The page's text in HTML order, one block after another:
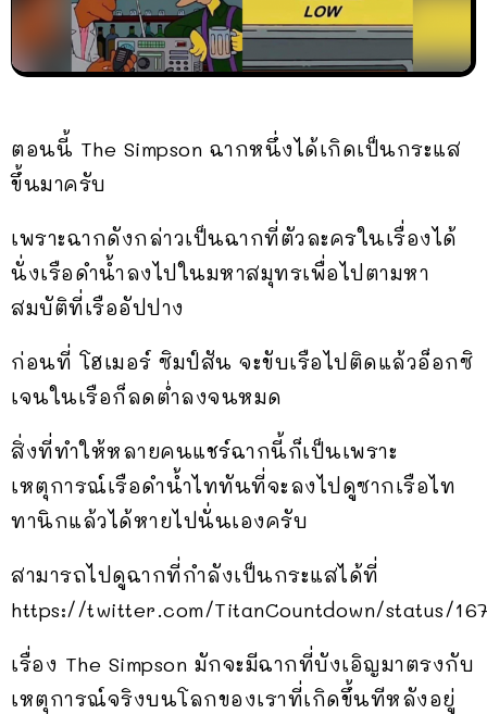
ตอนนี้ The Simpson ฉากหนึ่งได้เกิดเป็นกระแส
ขึ้นมาครับ
เพราะฉากดังกล่าวเป็นฉากที่ตัวละครในเรื่องได้
นั่งเรือดำน้ำลงไปในมหาสมุทรเพื่อไปตามหา
สมบัติที่เรืออัปปาง
ก่อนที่ โฮเมอร์ ซิมป์สัน จะขับเรือไปติดแล้วอ็อกซิ
เจนในเรือก็ลดต่ำลงจนหมด
สิ่งที่ทำให้หลายคนแชร์ฉากนี้ก็เป็นเพราะ
เหตุการณ์เรือดำน้ำไททันที่จะลงไปดูซากเรือไท
ทานิกแล้วได้หายไปนั่นเองครับ
สามารถไปดูฉากที่กำลังเป็นกระแสได้ที่
https://twitter.com/TitanCountdown/status/
เรื่อง The Simpson มักจะมีฉากที่บังเอิญมาตรงกับ
เหตุการณ์จริงบนโลกของเราที่เกิดขึ้นทีหลังอยู่